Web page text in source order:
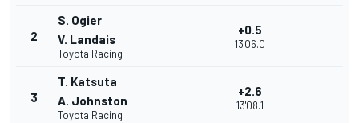
2
S. Ogier
V. Landais
Toyota Racing
+0.5
13'06.0
3
T. Katsuta
A. Johnston
Toyota Racing
+2.6
13'08.1